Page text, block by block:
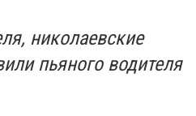
николаевские
пьяного водителя